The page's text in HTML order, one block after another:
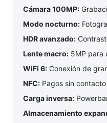
Cámara 100MP:
Modo nocturno:
HDR avanzado:
Lente macro: 5MP para
WiFi 6: Conexión de
NFC: Pagos sin contacto
Carga inversa:
Almacenamiento